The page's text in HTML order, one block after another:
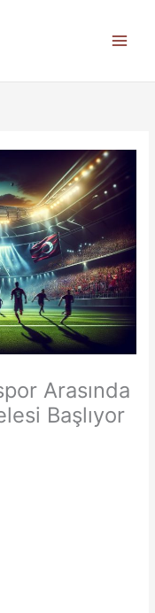
Arasında
Başlıyor